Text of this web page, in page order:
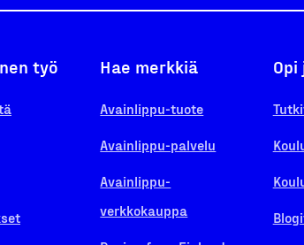
työ Hae merkkiä
Avainlippu-tuote
Avainlippu-palvelu
Avainlippu-
verkkokauppa